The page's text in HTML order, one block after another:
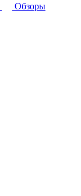
Обзоры